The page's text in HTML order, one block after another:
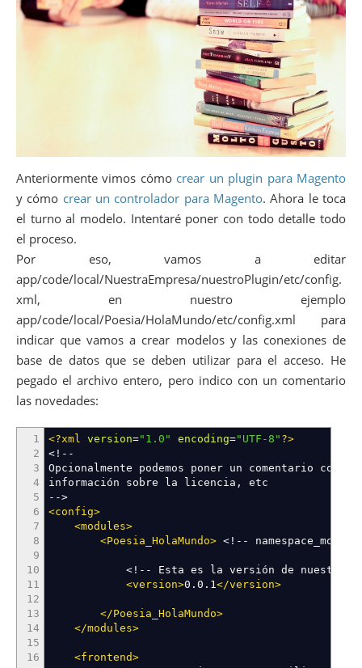
Anteriormente vimos cómo crear un plugin para Magento
y cómo crear un controlador para Magento. Ahora le toca
el turno al modelo. Intentaré poner con todo detalle todo
el proceso.
Por eso, vamos a editar
app/code/local/NuestraEmpresa/nuestroPlugin/etc/config.
xml, en nuestro ejemplo
app/code/local/Poesia/HolaMundo/etc/config.xml para
indicar que vamos a crear modelos y las conexiones de
base de datos que se deben utilizar para el acceso. He
pegado el archivo entero, pero indico con un comentario
las novedades:
1
2
3
4
5
6
7
8
9
10
11
12
13
14
15
16
<?xml version="1.0" encoding="UTF-8" ?>
<!--
Opcionalmente podemos poner un comentario
información sobre la licencia, etc
-->
<config>
<modules>
<Poesia_HolaMundo> <!--
<!-- Esta es la versión de nuestro
<version>0.0.1</version>
</Poesia_HolaMundo>
</modules>
<frontend>